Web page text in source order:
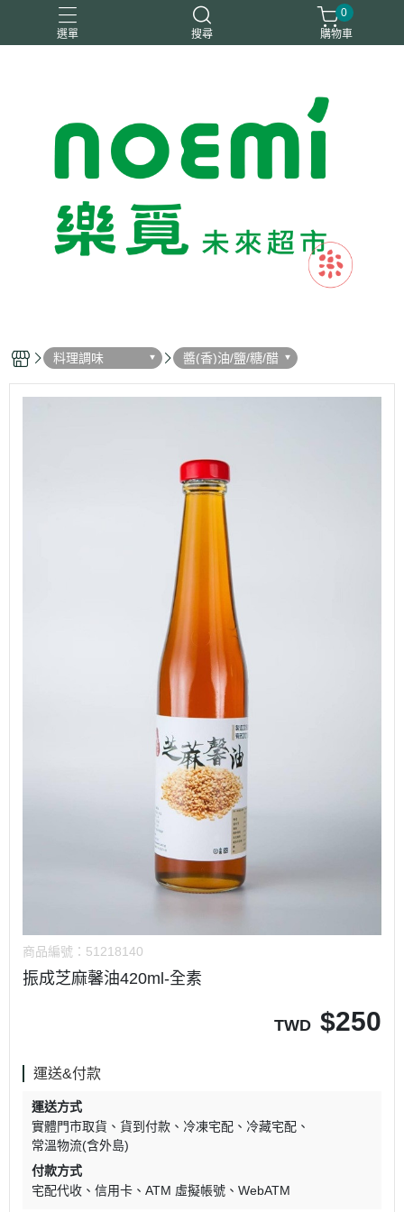
選單 搜尋
0
購物車
料理調味 醬(香)油/鹽/糖/醋
商品編號： 51218140
振成芝麻馨油420ml-全素
TWD $250
運送&付款
運送方式
實體門市取貨
貨到付款 冷凍宅配
冷藏宅配
常溫物流(含外島)
付款方式
宅配代收
信用卡 ATM 虛擬帳號 WebATM